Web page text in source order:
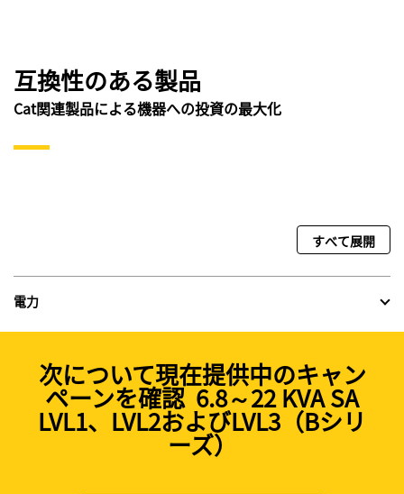
互換性のある製品
Cat関連製品による機器への投資の最大化
すべて展開
電力
次について現在提供中のキャン
ペーンを確認 6.8～22 KVA SA
LVL1、LVL2およびLVL3（Bシリ
ーズ）